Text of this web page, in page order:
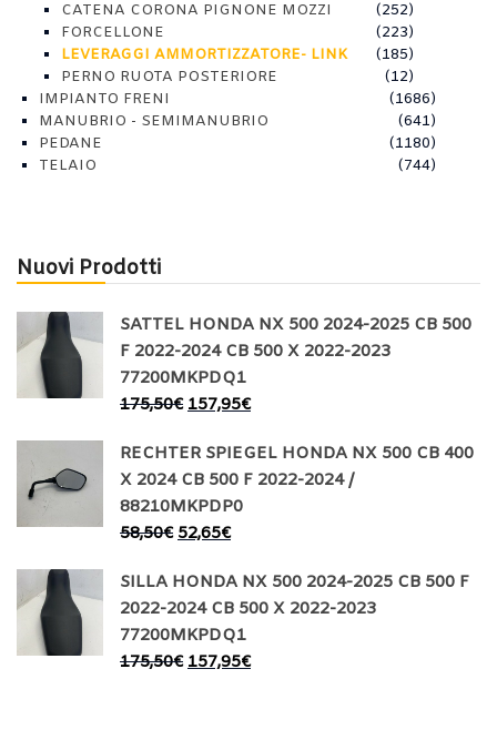
CATENA CORONA PIGNONE MOZZI
(252)
FORCELLONE
(223)
LEVERAGGI AMMORTIZZATORE- LINK
(185)
PERNO RUOTA POSTERIORE
(12)
IMPIANTO FRENI
(1686)
MANUBRIO - SEMIMANUBRIO
(641)
PEDANE
(1180)
TELAIO
(744)
Nuovi Prodotti
SATTEL HONDA NX 500 2024-2025 CB 500
F 2022-2024 CB 500 X 2022-2023
77200MKPDQ1
175,50€ 157,95€
RECHTER SPIEGEL HONDA NX 500 CB 400
X 2024 CB 500 F 2022-2024 /
88210MKPDP0
58,50€ 52,65€
SILLA HONDA NX 500 2024-2025 CB 500 F
2022-2024 CB 500 X 2022-2023
77200MKPDQ1
175,50€ 157,95€